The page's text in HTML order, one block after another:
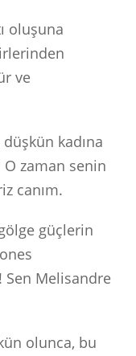
oluşuna
ve
kadına
O zaman senin
canım.
güçlerin
Sen Melisandre
olunca, bu